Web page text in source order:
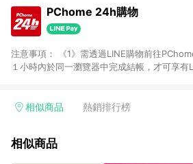
PChome 24h購物
注意事項： 《1》需透過LINE購物前往
１小時內於同一瀏覽器中完成結帳，才可享有
在點數回饋範圍內。 《3》如取消訂單、退貨
品、票券、訂閱方案、PChome儲值商品、企
相似商品 熱銷排行榜
相似商品